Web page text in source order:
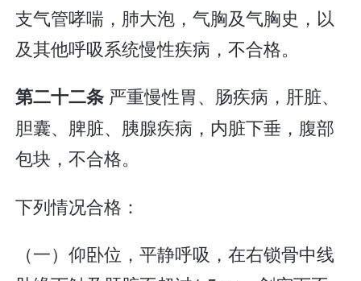
支气管哮喘，肺大泡，气胸及气胸史，以
及其他呼吸系统慢性疾病，不合格。
第二十二条 严重慢性胃、肠疾病，肝脏、
胆囊、脾脏、胰腺疾病，内脏下垂，腹部
包块，不合格。
下列情况合格：
（一）仰卧位，平静呼吸，在右锁骨中线